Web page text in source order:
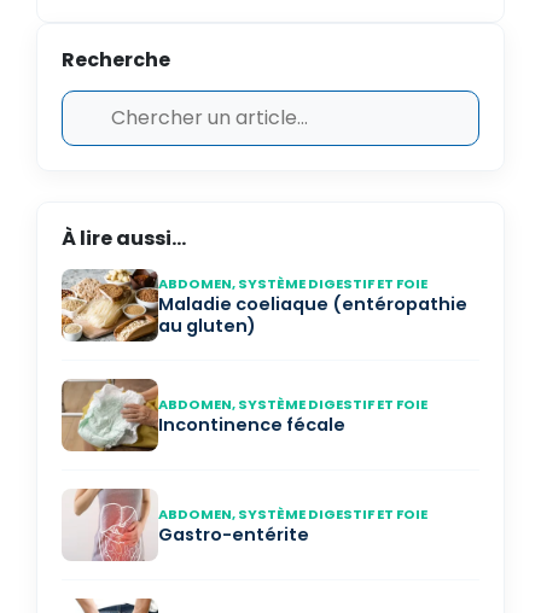
Recherche
À lire aussi...
ABDOMEN, SYSTÈME DIGESTIF ET FOIE
Maladie coeliaque (entéropathie
au gluten)
ABDOMEN, SYSTÈME DIGESTIF ET FOIE
Incontinence fécale
ABDOMEN, SYSTÈME DIGESTIF ET FOIE
Gastro-entérite